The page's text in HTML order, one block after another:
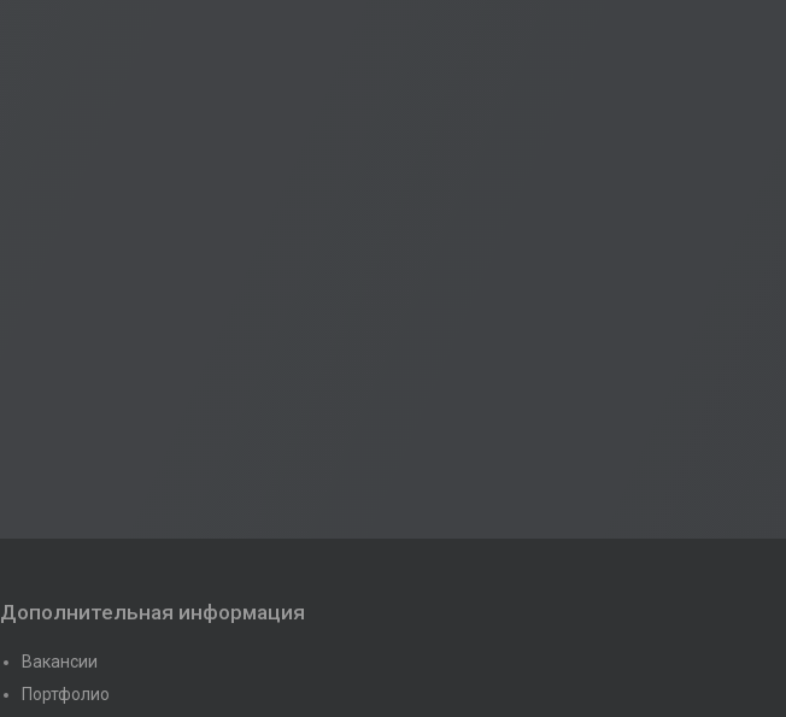
Дополнительная информация
Вакансии
Портфолио